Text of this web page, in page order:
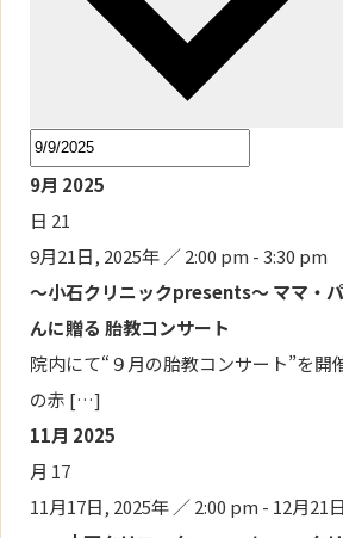
9月 2025
日 21
9月21日, 2025年 ／ 2:00 pm -3:30 pm
～小石クリニックpresents～ ママ・
んに贈る 胎教コンサート
院内にて“９月の胎教コンサート”を開
の赤 […]
11月 2025
月 17
11月17日, 2025年 ／ 2:00 pm - 12月21